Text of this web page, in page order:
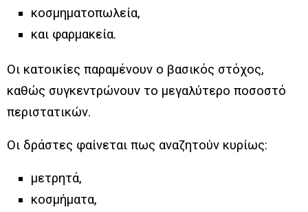
κοσμηματοπωλεία,
και φαρμακεία.
Οι κατοικίες παραμένουν ο βασικός στόχος,
καθώς συγκεντρώνουν το μεγαλύτερο ποσοστό
περιστατικών.
Οι δράστες φαίνεται πως αναζητούν κυρίως:
μετρητά,
κοσμήματα,